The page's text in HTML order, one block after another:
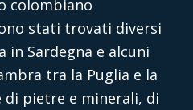
colombiano
stati trovati diversi
Sardegna e alcuni
tra la Puglia e la
di pietre e minerali, di